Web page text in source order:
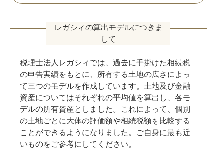
レガシィの算出モデルにつきま
して
税理士法人レガシィでは、過去に手掛けた相続税
の申告実績をもとに、所有する土地の広さによっ
て三つのモデルを作成しています。土地及び金融
資産についてはそれぞれの平均値を算出し、各モ
デルの所有資産としました。これによって、個別
の土地ごとに大体の評価額や相続税額を比較する
ことができるようになりました。ご自身に最も近
いものをご参考にしてください。